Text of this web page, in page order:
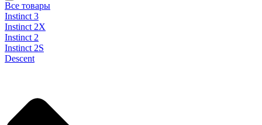
Все товары
Instinct 3
Instinct 2X
Instinct 2
Instinct 2S
Descent